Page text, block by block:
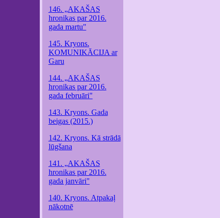
146. „AKAŠAS
hronikas par 2016.
gada martu"
145. Kryons.
KOMUNIKĀCIJA ar
Garu
144. „AKAŠAS
hronikas par 2016.
gada februāri"
143. Kryons. Gada
beigas (2015.)
142. Kryons. Kā strādā
lūgšana
141. „AKAŠAS
hronikas par 2016.
gada janvāri"
140. Kryons. Atpakaļ
nākotnē